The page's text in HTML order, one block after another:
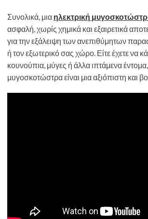
Συνολικά, μια ηλεκτρική
ασφαλή, χωρίς χημικά και εξαιρετικά
για την εξάλειψη των ανεπιθύμητων
ή τον εξωτερικό σας χώρο. Είτε έχετε να
κουνούπια, μύγες ή άλλα ιπτάμενα
μυγοσκοτώστρα είναι μια αξιόπιστη και